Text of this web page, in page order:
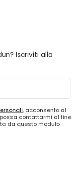
Iscriviti alla
, acconsento al
contattarmi al fine
da questo modulo